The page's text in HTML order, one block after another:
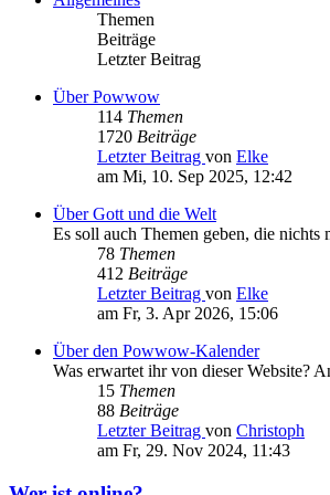
Themen
Beiträge
Letzter Beitrag
Über Powwow
114 Themen
1720 Beiträge
Letzter Beitrag von Elke
am Mi, 10. Sep 2025, 12:42
Über Gott und die Welt
Es soll auch Themen geben, die
78 Themen
412 Beiträge
Letzter Beitrag von Elke
am Fr, 3. Apr 2026, 15:06
Über den Powwow-Kalender
Was erwartet ihr von dieser Website?
15 Themen
88 Beiträge
Letzter Beitrag von Christoph
am Fr, 29. Nov 2024, 11:43